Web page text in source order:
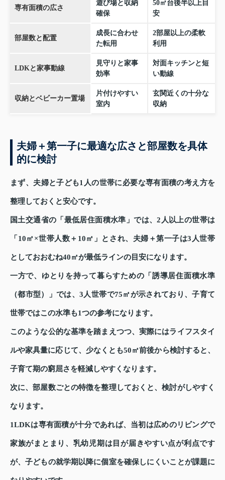
専有面積の広さ
遊び場と収納
確保
50㎡台後半以上目
安
部屋数と配置
成長に合わせ
た転用
2部屋以上の柔軟
利用
LDKと家事動線
見守りと家事
効率
対面キッチンと短
い動線
収納とベビーカー置場
片付けやすい
室内
玄関近くの十分な
収納
夫婦＋第一子に最適な広さと部屋数を具体
的に検討
まず、夫婦と子ども1人の世帯に必要な専有面積の考え方を
整理しておくと安心です。
国土交通省の「最低居住面積水準」では、2人以上の世帯は
「10㎡×世帯人数＋10㎡」とされ、夫婦＋第一子は3人世帯
としておおむね40㎡が最低ラインの目安になります。
一方で、ゆとりを持って暮らすための「誘導居住面積水準
（都市型）」では、3人世帯で75㎡が示されており、子育て
世帯ではこの水準も1つの参考になります。
このような公的な基準を踏まえつつ、実際にはライフスタイ
ルや家具量に応じて、少なくとも50㎡前後から検討すると、
子育て期の窮屈さを軽減しやすくなります。
次に、部屋数ごとの特徴を整理しておくと、検討がしやすく
なります。
1LDKは専有面積が十分であれば、当初は広めのリビングで
家族がまとまり、乳幼児期は目が届きやすい点が利点です
が、子どもの就学期以降に個室を確保しにくいことが課題に